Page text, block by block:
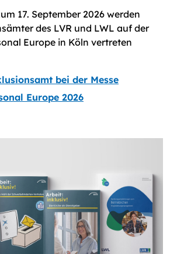
17. September 2026 werden
des LVR und LWL auf der
Europe in Köln vertreten
bei der Messe
Europe 2026